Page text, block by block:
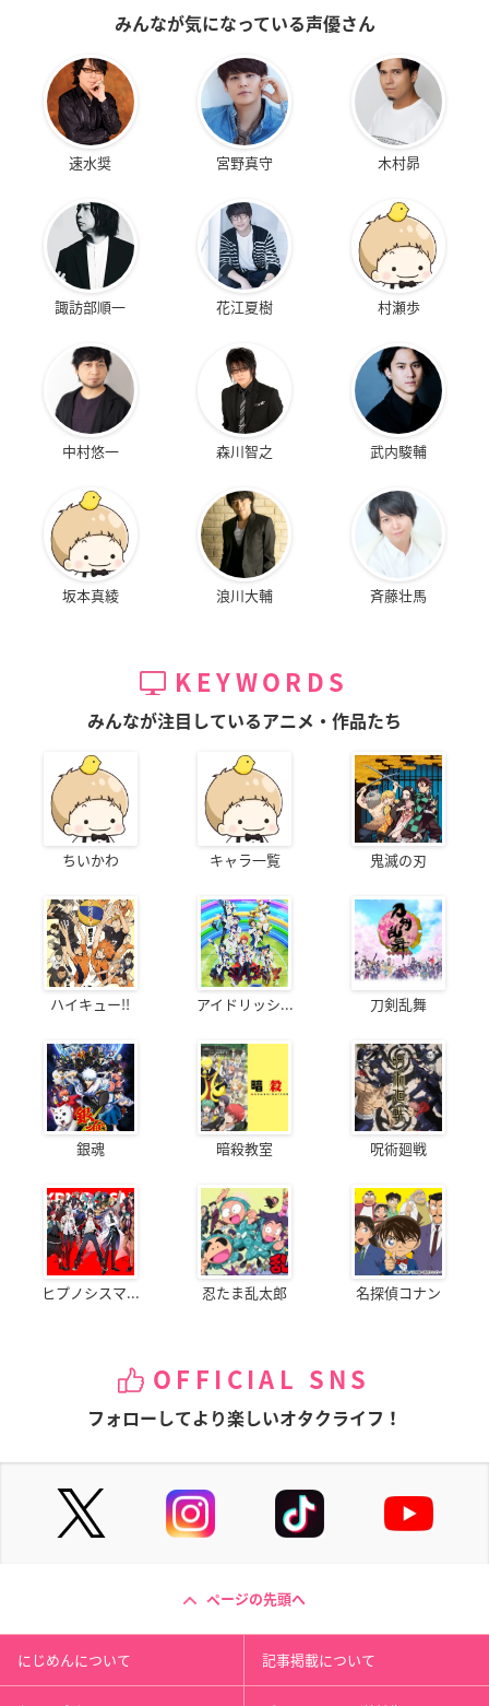
みんなが気になっている声優さん
速水奨 宮野真守 木村昴
諏訪部順一 花江夏樹 村瀬歩
中村悠一 森川智之 武内駿輔
坂本真綾 浪川大輔 斉藤壮馬
KEYWORDS
みんなが注目しているアニメ・作品たち
ちいかわ キャラ一覧 鬼滅の刃
ハイキュー!! アイドリッシ... 刀剣乱舞
銀魂 暗殺教室 呪術廻戦
ヒプノシスマ... 忍たま乱太郎 名探偵コナン
OFFICIAL SNS
フォローしてより楽しいオタクライフ！
ページの先頭へ
にじめんについて 記事掲載について